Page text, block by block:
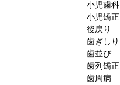
小児歯科
小児矯正
後戻り
歯ぎしり
歯並び
歯列矯正
歯周病